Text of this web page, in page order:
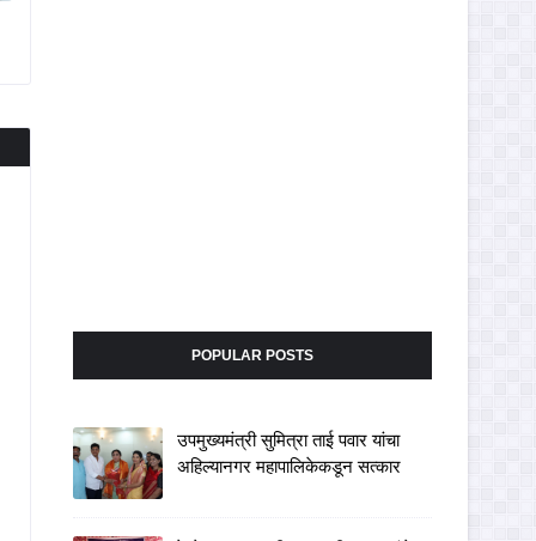
POPULAR POSTS
उपमुख्यमंत्री सुमित्रा ताई पवार यांचा
अहिल्यानगर महापालिकेकडून सत्कार